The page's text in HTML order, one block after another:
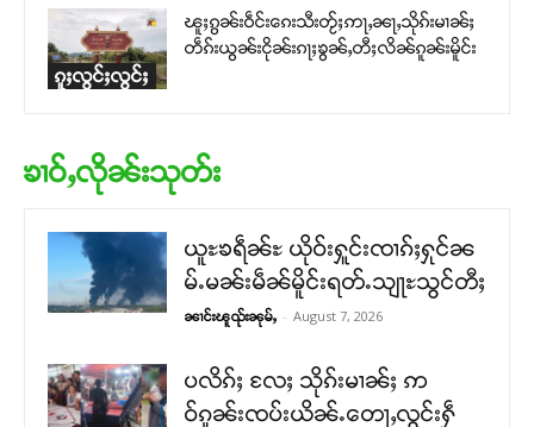
ၵူႈလွင်ႈလွင်ႈ
ၽူႈၵွၼ်းဝဵင်းၵေးသီးတႂ်ႈဢႃႇၼႃႇသိုၵ်းမၢၼ်ႈ
တဵၵ်းယွၼ်းငိုၼ်းၵႃႈၶွၼ်ႇတီႈလိၼ်ၵူၼ်းမိူင်း
ၶၢဝ်ႇလိုၼ်းသုတ်း
ယူႊၶရဵၼ်ႊ ယိုဝ်းႁူင်းၸၢၵ်ႈႁုင်ၼ
မ်ႉမၼ်းမဵၼ်မိူင်းရတ်ႉသျႃႊသွင်တီႈ
ၼၢင်းၽူၺ်းၼုမ်ႇ - August 7, 2026
ပလိၵ်ႈ လႄႈ သိုၵ်းမၢၼ်ႈ ဢ
ဝ်ၵူၼ်းၸပ်းယိၼ်ႉတေႃႇလွင်းႁဵ